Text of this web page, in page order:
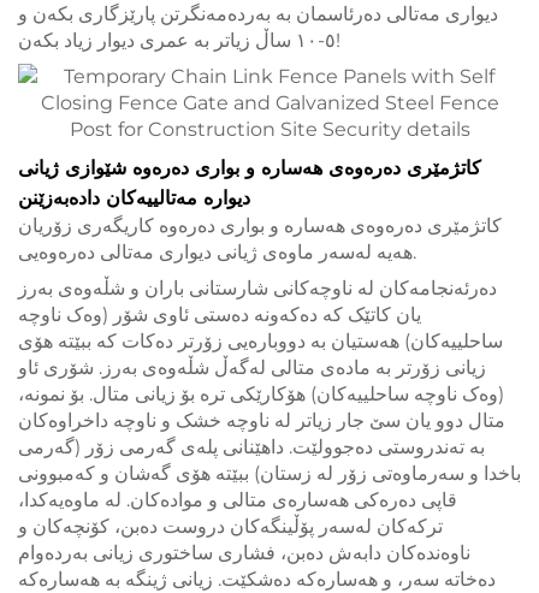
دیواری مەتالی دەرئاسمان بە بەردەمەنگرتن پارێزگاری بکەن و
٥-١٠ ساڵ زیاتر بە عمری دیوار زیاد بکەن!
کاتژمێری دەرەوەی هەسارە و بواری دەرەوە شێوازی ژیانی
دیوارە مەتالییەکان دادەبەزێنن
کاتژمێری دەرەوەی هەسارە و بواری دەرەوە کاریگەری زۆریان
هەیە لەسەر ماوەی ژیانی دیواری مەتالی دەرەوەیی.
دەرئەنجامەکان لە ناوچەکانی شارستانی باران و شڵەوەی بەرز
یان کاتێک کە دەکەونە دەستی ئاوی شۆر (وەک ناوچە
ساحلییەکان) هەستیان بە دووبارەیی زۆرتر دەکات کە ببێتە هۆی
زیانی زۆرتر بە مادەی متالی لەگەڵ شڵەوەی بەرز. شۆری ئاو
(وەک ناوچە ساحلییەکان) هۆکارێکی ترە بۆ زیانی متال. بۆ نمونە،
متال دوو یان سێ جار زیاتر لە ناوچە خشک و ناوچە داخراوەکان
بە تەندروستی دەجوولێت. داهێنانی پلەی گەرمی زۆر (گەرمی
باخدا و سەرماوەتی زۆر لە زستان) ببێتە هۆی گەشان و کەمبوونی
قاپی دەرەکی هەسارەی متالی و موادەکان. لە ماوەیەکدا،
ترکەکان لەسەر پۆڵینگەکان دروست دەبن، کۆنچەکان و
ناوەندەکان دابەش دەبن، فشاری ساختوری زیانی بەردەوام
دەخاتە سەر، و هەسارەکە دەشکێت. زیانی ژینگە بە هەسارەکە